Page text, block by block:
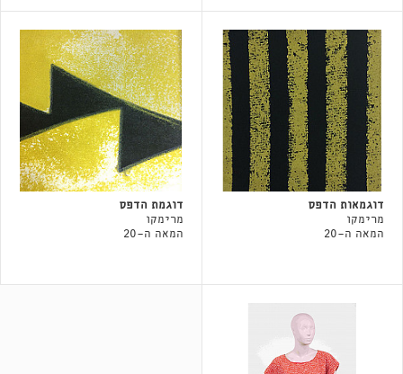
דוגמאות הדפס
מרימקו
המאה ה-20
דוגמת הדפס
מרימקו
המאה ה-20